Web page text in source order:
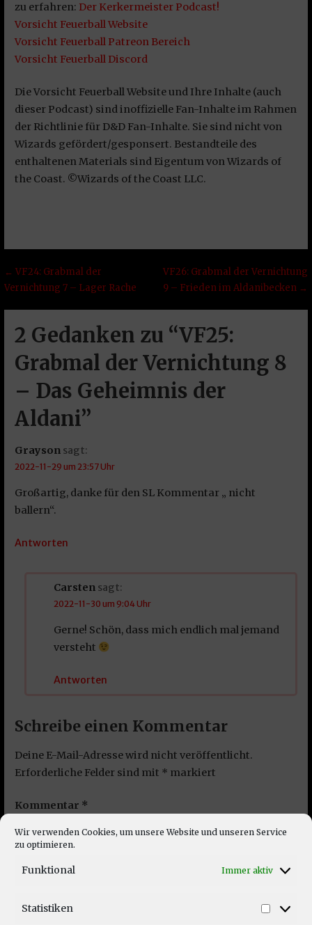
Wir verwenden Cookies, um unsere Website und unseren Service
zu optimieren.
Funktional Immer aktiv
Statistiken
zu erfahren: Der Kerkermeister Podcast!
Vorsicht Feuerball Website
Vorsicht Feuerball Patreon Bereich
Vorsicht Feuerball Discord
Die Vorsicht Feuerball Website und Ihre Inhalte (auch
dieser Podcast) sind inoffizielle Fan-Inhalte im Rahmen
der Richtlinie für D&D Fan-Inhalte. Sie sind nicht von
Wizards gefördert/gesponsert. Bestandteile des
enthaltenen Materials sind Eigentum von Wizards of
the Coast. ©Wizards of the Coast LLC.
Beitragsnavigation
← VF24: Grabmal der
Vernichtung 7 – Lager Rache
VF26: Grabmal der Vernichtung
9 – Frieden im Aldanibecken →
2 Gedanken zu “VF25:
Grabmal der Vernichtung 8
– Das Geheimnis der
Aldani”
Grayson sagt:
2022-11-29 um 23:57 Uhr
Großartig, danke für den SL Kommentar „ nicht
ballern“.
Antworten
Carsten sagt:
2022-11-30 um 9:04 Uhr
Gerne! Schön, dass mich endlich mal jemand
versteht
Antworten
Schreibe einen Kommentar
Deine E-Mail-Adresse wird nicht veröffentlicht.
Erforderliche Felder sind mit * markiert
Kommentar *